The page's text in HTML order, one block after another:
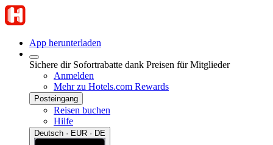
App herunterladen
Sichere dir Sofortrabatte dank Preisen für Mitglieder
Anmelden
Mehr zu Hotels.com Rewards
Posteingang
Reisen buchen
Hilfe
Deutsch · EUR · DE